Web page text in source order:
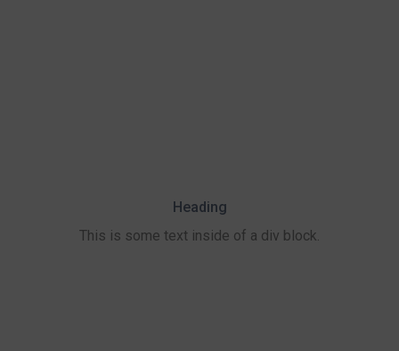
Heading
This is some text inside of a div block.